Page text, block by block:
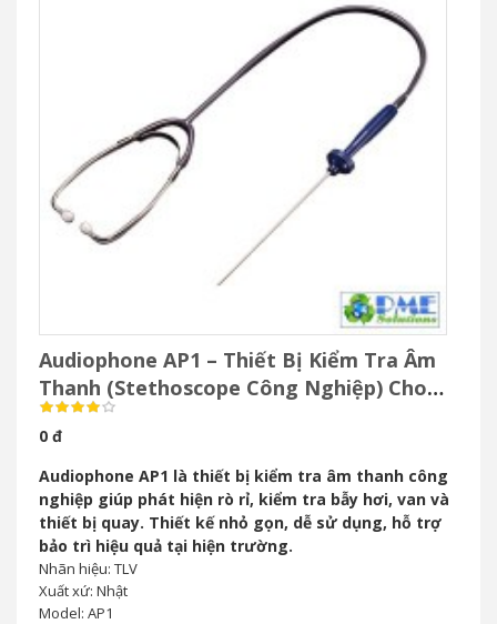
Audiophone AP1 – Thiết Bị Kiểm Tra Âm
Thanh (Stethoscope Công Nghiệp) Cho
Bảo Trì Công Nghiệp
0 đ
Audiophone AP1 là thiết bị kiểm tra âm thanh công
nghiệp giúp phát hiện rò rỉ, kiểm tra bẫy hơi, van và
thiết bị quay. Thiết kế nhỏ gọn, dễ sử dụng, hỗ trợ
bảo trì hiệu quả tại hiện trường.
Nhãn hiệu: TLV
Xuất xứ: Nhật
Model: AP1